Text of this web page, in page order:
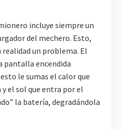
incluye siempre un
del mechero. Esto,
realidad un problema. El
pantalla encendida
le sumas el calor que
el sol que entra por el
la batería, degradándola